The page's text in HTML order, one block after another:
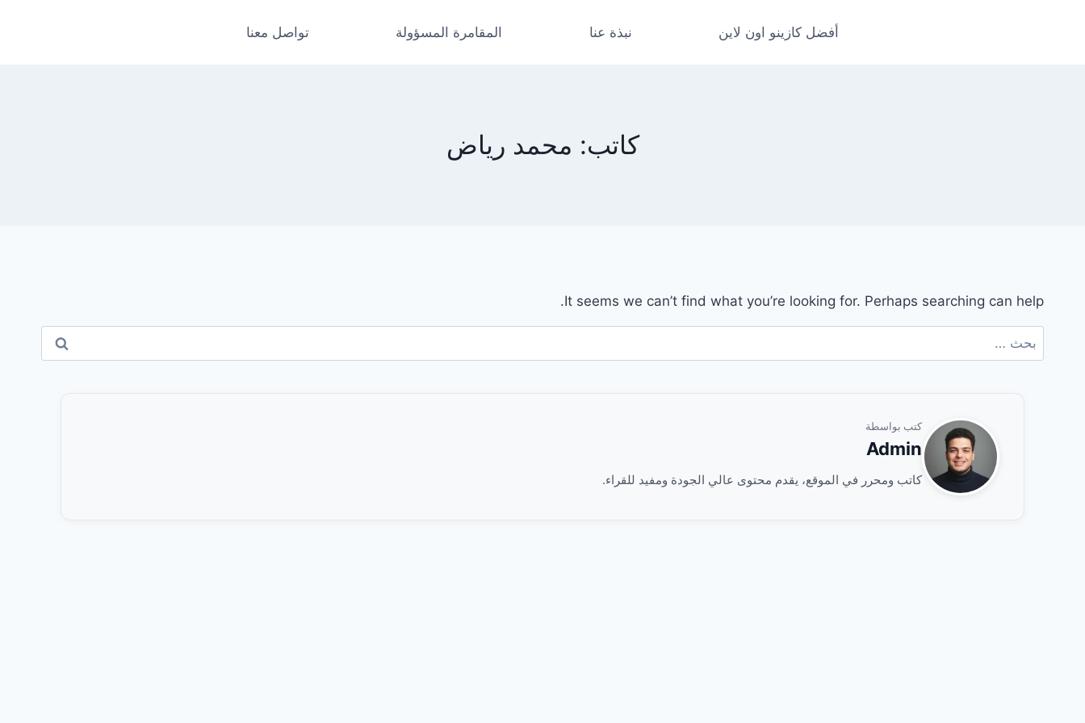
أفضل كازينو اون لاين نبذة عنا المقامرة المسؤولة تواصل معنا
كاتب: محمد رياض
It seems we can’t find what you’re looking for. Perhaps searching can help.
عن:
كتب بواسطة
Admin
كاتب ومحرر في الموقع، يقدم محتوى عالي الجودة ومفيد للقراء.